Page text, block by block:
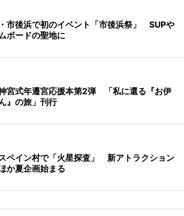
市後浜で初のイベント「市後浜祭」 SUPや
ボードの聖地に
宮式年遷宮応援本第2弾 「私に還る『お伊
』の旅」刊行
ペイン村で「火星探査」 新アトラクション
か夏企画始まる